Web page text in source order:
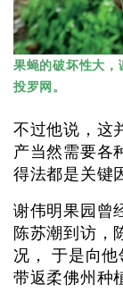
果蝇的破坏性大，
投罗网。
不过他说，这
产当然需要各
得法都是关
谢伟明果园曾
陈苏潮到访，
况， 于是向
带返柔佛州种